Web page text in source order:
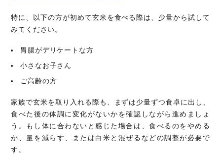
特に、以下の方が初めて玄米を食べる際は、少量から試して
みてください。
胃腸がデリケートな方
小さなお子さん
ご高齢の方
家族で玄米を取り入れる際も、まずは少量ずつ食卓に出し、
食べた後の体調に変化がないかを確認しながら進めましょ
う。もし体に合わないと感じた場合は、食べるのをやめる
か、量を減らす、または白米と混ぜるなどの調整が必要で
す。